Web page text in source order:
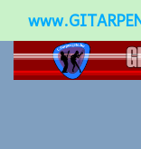
Népszerű-